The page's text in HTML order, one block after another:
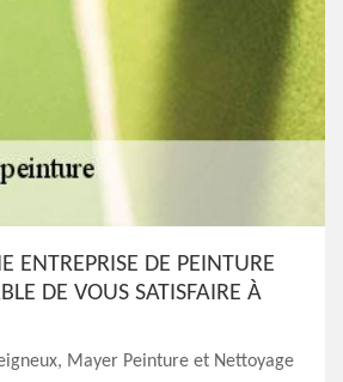
ENTREPRISE DE PEINTURE
DE VOUS SATISFAIRE À
Mayer Peinture et Nettoyage